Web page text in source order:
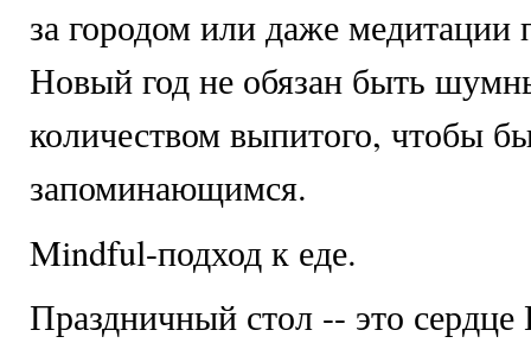
за городом или даже медитации
Новый год не обязан быть
количеством выпитого, чтобы
запоминающимся.
Mindful-подход к еде.
Праздничный стол -- это